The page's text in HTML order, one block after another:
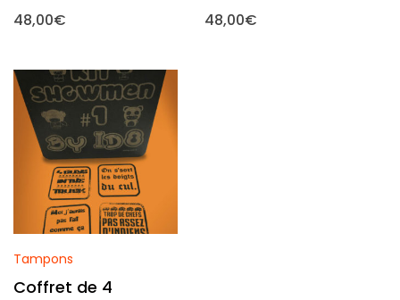
48,00€ 48,00€
Tampons
Coffret de 4